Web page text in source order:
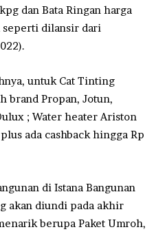
dan Bata Ringan harga
seperti dilansir dari
untuk Cat Tinting
brand Propan, Jotun,
; Water heater Ariston
ada cashback hingga Rp
di Istana Bangunan
akan diundi pada akhir
berupa Paket Umroh,